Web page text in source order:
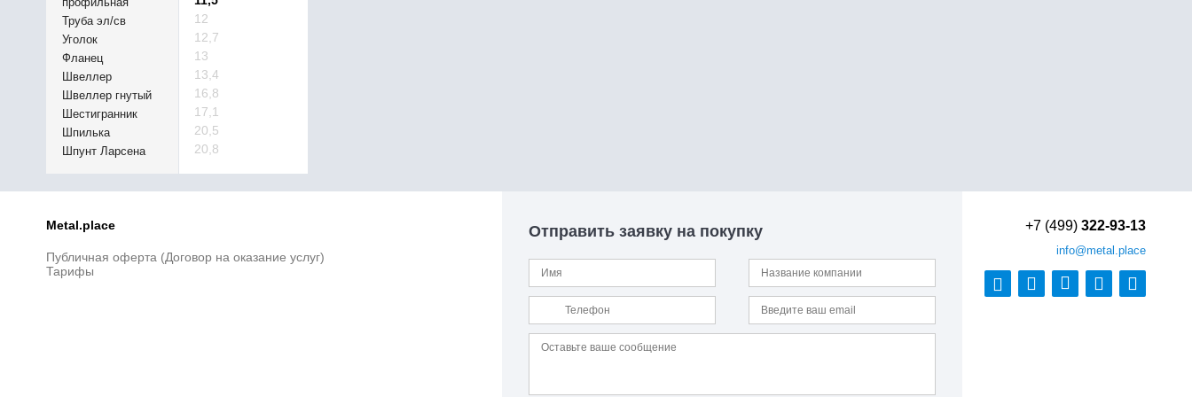
Труба эл/св
Уголок
Фланец
Швеллер
Швеллер гнутый
Шестигранник
Шпилька
Шпунт Ларсена
12
12,7
13
13,4
16,8
17,1
20,5
20,8
Metal.place
Публичная оферта (Договор на оказание услуг)
Тарифы
Отправить заявку на покупку +7 (499) 322-93-13
info@metal.place